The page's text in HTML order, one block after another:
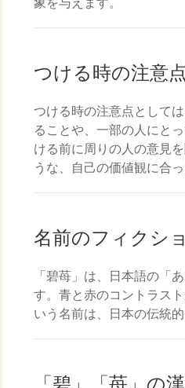
つける時の注意点
つける時の注意点として
ることや、一部の人にと
ける前に周りの人の意見
うな、自己の価値観に合
名前のフィクシ
「碧苺」は、日本語の「
す。青と赤のコントラス
いう名前は、日本の伝統